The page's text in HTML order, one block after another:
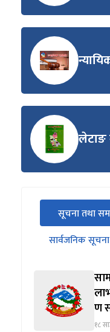
लेटाङ
सीधा
पहिलो
ट्याबको
सूचना तथा
सार्वजनिक सूचना
ण
१८